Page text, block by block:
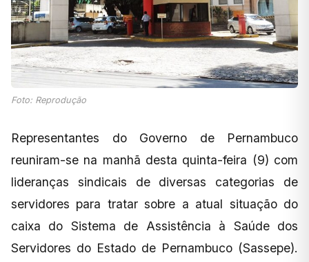
Foto: Reprodução
Representantes do Governo de Pernambuco
reuniram-se na manhã desta quinta-feira (9) com
lideranças sindicais de diversas categorias de
servidores para tratar sobre a atual situação do
caixa do Sistema de Assistência à Saúde dos
Servidores do Estado de Pernambuco (Sassepe).